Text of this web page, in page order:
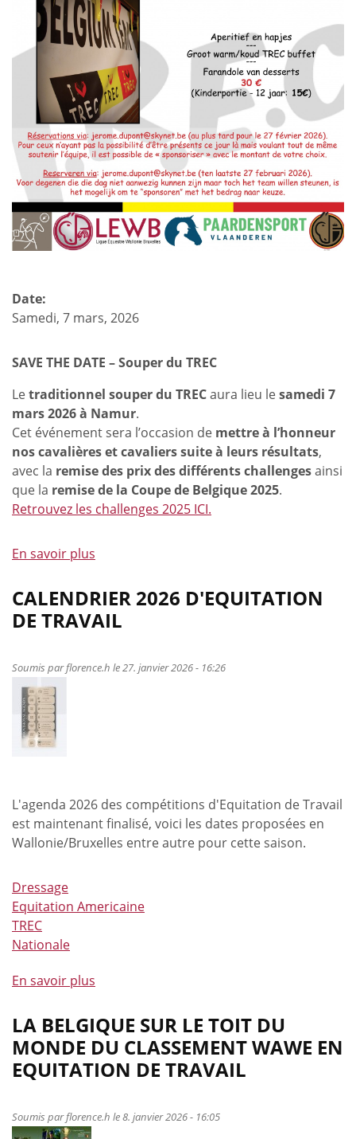
Date:
Samedi, 7 mars, 2026
SAVE THE DATE – Souper du TREC
Letraditionnel souper du TRECaura lieu lesamedi 7
mars 2026 à Namur.
Cet événement sera l’occasion de mettre à l’honneur
nos cavalières et cavaliers suite à leurs résultats,
avec la remise des prix des différents challengesainsi
que la remise de la Coupe de Belgique 2025.
Retrouvez les challenges 2025 ICI.
En savoir plus
de
Souper
du
CALENDRIER 2026 D'EQUITATION
DE TRAVAIL
Soumis parflorence.h le 27. janvier 2026 - 16:26
L'agenda 2026 des compétitions d'Equitation de Travail
est maintenant finalisé, voici les dates proposées en
Wallonie/Bruxelles entre autre pour cette saison.
Dressage
Equitation Americaine
TREC
Nationale
En savoir plus
de
Calendrier
2026
d'Equitation
Travail
LA BELGIQUE SUR LE TOIT DU
MONDE DU CLASSEMENT WAWE EN
EQUITATION DE TRAVAIL
Soumis parflorence.h le 8. janvier 2026 - 16:05